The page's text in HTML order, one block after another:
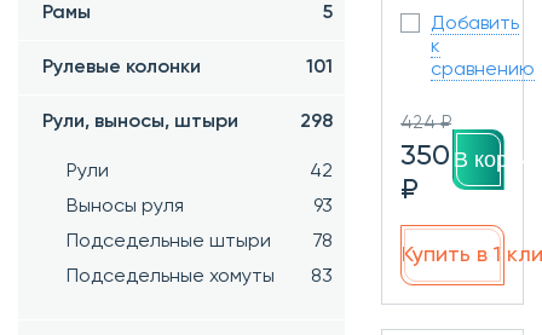
Рамы 5
Рулевые колонки 101
Рули, выносы, штыри 298
Рули
42
Выносы руля
93
Подседельные штыри
78
Подседельные хомуты
83
Добавить
к
сравнению
424 ₽
350
₽
В
Купить в 1